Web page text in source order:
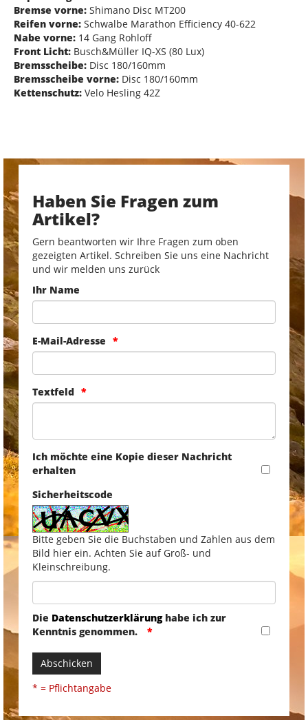
Bremse vorne: Shimano Disc MT200
Reifen vorne: Schwalbe Marathon Efficiency 40-622
Nabe vorne: 14 Gang Rohloff
Front Licht: Busch&Müller IQ-XS (80 Lux)
Bremsscheibe: Disc 180/160mm
Bremsscheibe vorne: Disc 180/160mm
Kettenschutz: Velo Hesling 42Z
Haben Sie Fragen zum
Artikel?
Gern beantworten wir Ihre Fragen zum oben
gezeigten Artikel. Schreiben Sie uns eine Nachricht
und wir melden uns zurück
Ihr Name
E-Mail-Adresse
Textfeld
Ich möchte eine Kopie dieser Nachricht
erhalten
Sicherheitscode
Bitte geben Sie die Buchstaben und Zahlen aus dem
Bild hier ein. Achten Sie auf Groß- und
Kleinschreibung.
Die Datenschutzerklärunghabe ich zur
Kenntnis genommen.
Abschicken
* = Pflichtangabe